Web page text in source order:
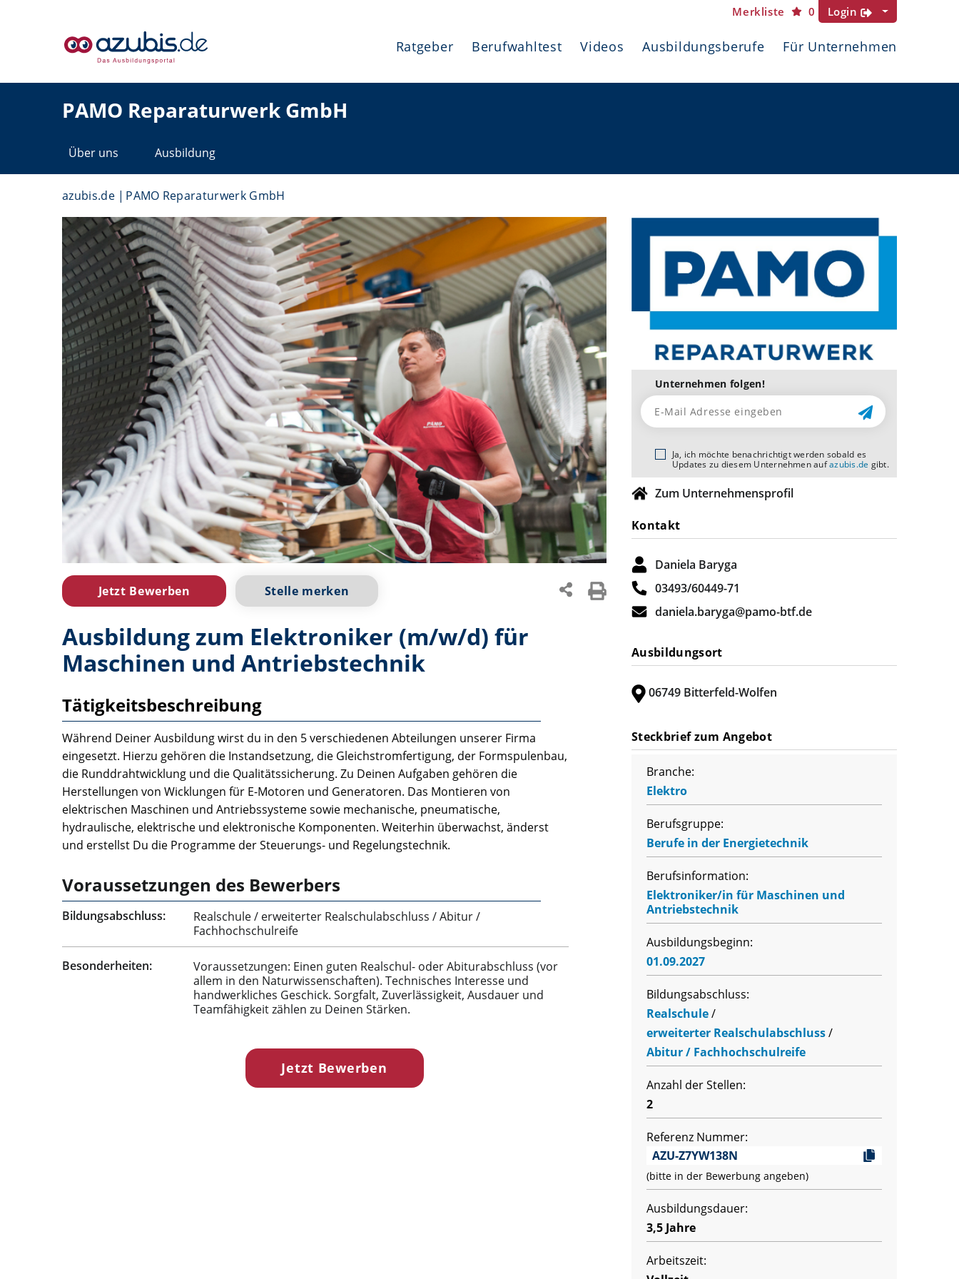
Merkliste 0 Login
Ratgeber Berufwahltest Videos Ausbildungsberufe Für Unternehmen
PAMO Reparaturwerk GmbH
Über uns Ausbildung
azubis.de PAMO Reparaturwerk GmbH
Jetzt Bewerben Stelle merken
Ausbildung zum Elektroniker (m/w/d) für
Maschinen und Antriebstechnik
Tätigkeitsbeschreibung
Während Deiner Ausbildung wirst du in den 5 verschiedenen Abteilungen unserer Firma
eingesetzt. Hierzu gehören die Instandsetzung, die Gleichstromfertigung, der Formspulenbau,
die Runddrahtwicklung und die Qualitätssicherung. Zu Deinen Aufgaben gehören die
Herstellungen von Wicklungen für E-Motoren und Generatoren. Das Montieren von
elektrischen Maschinen und Antriebssysteme sowie mechanische, pneumatische,
hydraulische, elektrische und elektronische Komponenten. Weiterhin überwachst, änderst
und erstellst Du die Programme der Steuerungs- und Regelungstechnik.
Voraussetzungen des Bewerbers
Bildungsabschluss:
Realschule / erweiterter Realschulabschluss / Abitur /
Fachhochschulreife
Besonderheiten:
Voraussetzungen: Einen guten Realschul- oder Abiturabschluss (vor
allem in den Naturwissenschaften). Technisches Interesse und
handwerkliches Geschick. Sorgfalt, Zuverlässigkeit, Ausdauer und
Teamfähigkeit zählen zu Deinen Stärken.
Jetzt Bewerben
Unternehmen folgen!
Ja, ich möchte benachrichtigt werden sobald es
Updates zu diesem Unternehmen aufazubis.de gibt.
Zum Unternehmensprofil
Kontakt
Daniela Baryga
03493/60449-71
daniela.baryga@pamo-btf.de
Ausbildungsort
06749 Bitterfeld-Wolfen
Steckbrief zum Angebot
Branche:
Elektro
Berufsgruppe:
Berufe in der Energietechnik
Berufsinformation:
Elektroniker/in für Maschinen und
Antriebstechnik
Ausbildungsbeginn:
01.09.2027
Bildungsabschluss:
Realschule/
erweiterter Realschulabschluss/
Abitur / Fachhochschulreife
Anzahl der Stellen:
2
Referenz Nummer:
AZU-Z7YW138N
(bitte in der Bewerbung angeben)
Ausbildungsdauer:
3,5 Jahre
Arbeitszeit: